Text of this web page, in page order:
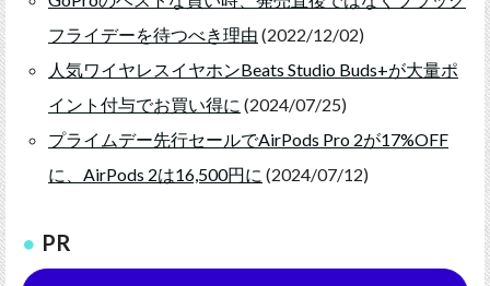
フライデーを待つべき理由 (2022/12/02)
人気ワイヤレスイヤホンBeats Studio Buds+が大量ポ
イント付与でお買い得に (2024/07/25)
プライムデー先行セールでAirPods Pro 2が17%OFF
に、AirPods 2は16,500円に (2024/07/12)
PR